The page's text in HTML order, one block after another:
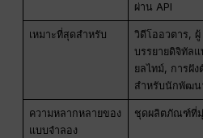
ผ่าน API
เหมาะที่สุดสำหรับ
วิดีโออวตาร, ผู้
บรรยายดิจิทัลแ
ยลไทม์, การฝัง
สำหรับนักพัฒน
ความหลากหลายของ
แบบจำลอง
ชุดผลิตภัณฑ์ที่มุ่